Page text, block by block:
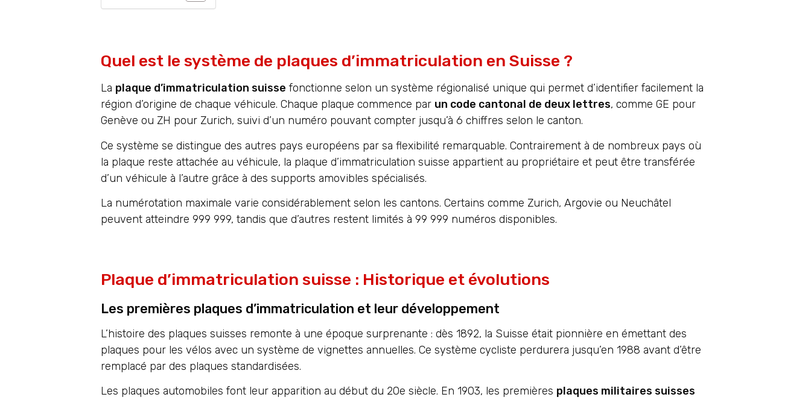
Quel est le système de plaques d’immatriculation en Suisse ?
La plaque d’immatriculation suisse fonctionne selon un système régionalisé unique qui permet d’identifier facilement la
région d’origine de chaque véhicule. Chaque plaque commence par un code cantonal de deux lettres, comme GE pour
Genève ou ZH pour Zurich, suivi d’un numéro pouvant compter jusqu’à 6 chiffres selon le canton.
Ce système se distingue des autres pays européens par sa flexibilité remarquable. Contrairement à de nombreux pays où
la plaque reste attachée au véhicule, la plaque d’immatriculation suisse appartient au propriétaire et peut être transférée
d’un véhicule à l’autre grâce à des supports amovibles spécialisés.
La numérotation maximale varie considérablement selon les cantons. Certains comme Zurich, Argovie ou Neuchâtel
peuvent atteindre 999 999, tandis que d’autres restent limités à 99 999 numéros disponibles.
Plaque d’immatriculation suisse : Historique et évolutions
Les premières plaques d’immatriculation et leur développement
L’histoire des plaques suisses remonte à une époque surprenante : dès 1892, la Suisse était pionnière en émettant des
plaques pour les vélos avec un système de vignettes annuelles. Ce système cycliste perdurera jusqu’en 1988 avant d’être
remplacé par des plaques standardisées.
Les plaques automobiles font leur apparition au début du 20e siècle. En 1903, les premières plaques militaires suisses